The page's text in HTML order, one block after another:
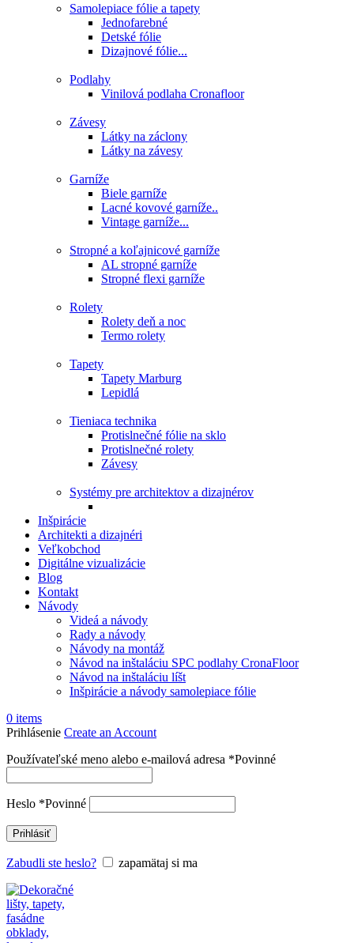
Samolepiace fólie a tapety
Jednofarebné
Detské fólie
Dizajnové fólie...
Podlahy
Vinilová podlaha Cronafloor
Závesy
Látky na záclony
Látky na závesy
Garníže
Biele garníže
Lacné kovové garníže..
Vintage garníže...
Stropné a koľajnicové garníže
AL stropné garníže
Stropné flexi garníže
Rolety
Rolety deň a noc
Termo rolety
Tapety
Tapety Marburg
Lepidlá
Tieniaca technika
Protislnečné fólie na sklo
Protislnečné rolety
Závesy
Systémy pre architektov a dizajnérov
Inšpirácie
Architekti a dizajnéri
Veľkobchod
Digitálne vizualizácie
Blog
Kontakt
Návody
Videá a návody
Rady a návody
Návody na montáž
Návod na inštaláciu SPC podlahy CronaFloor
Návod na inštaláciu líšt
Inšpirácie a návody samolepiace fólie
0 items
Prihlásenie Create an Account
Používateľské meno alebo e-mailová adresa *Povinné
Heslo *Povinné
Prihlásiť
Zabudli ste heslo? zapamätaj si ma